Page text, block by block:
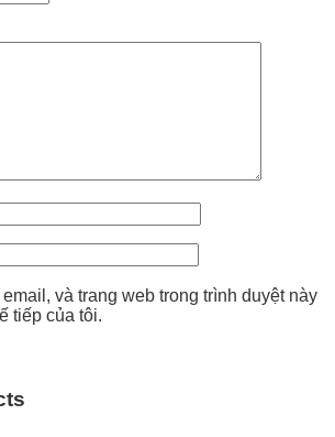
và trang web trong trình duyệt này
tiếp của tôi.